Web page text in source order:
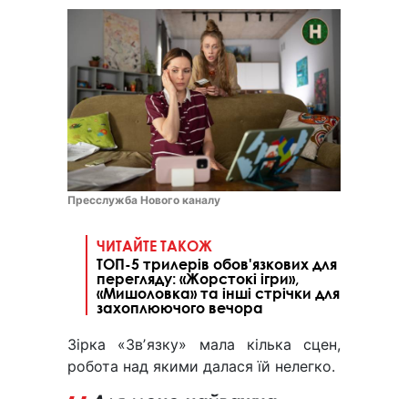
Пресслужба Нового каналу
ЧИТАЙТЕ ТАКОЖ
ТОП-5 трилерів обов'язкових для
перегляду: «Жорстокі ігри»,
«Мишоловка» та інші стрічки для
захоплюючого вечора
Зірка «Звʼязку» мала кілька сцен,
робота над якими далася їй нелегко.